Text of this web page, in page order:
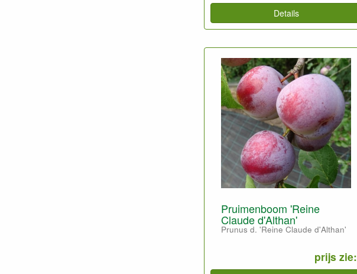
Details
Pruimenboom 'Reine
Claude d'Althan'
Prunus d. 'Reine Claude d'Althan'
prijs zie: